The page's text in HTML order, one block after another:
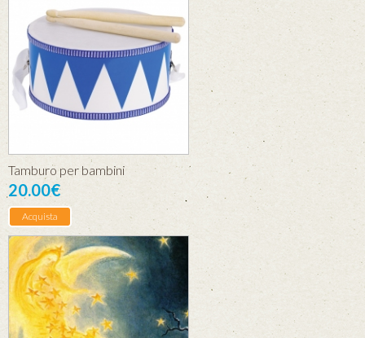
Tamburo per bambini
20.00€
Acquista